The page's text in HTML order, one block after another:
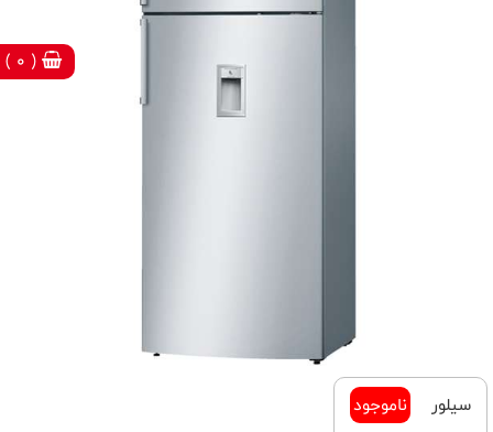
( 0 )
سيلور
ناموجود